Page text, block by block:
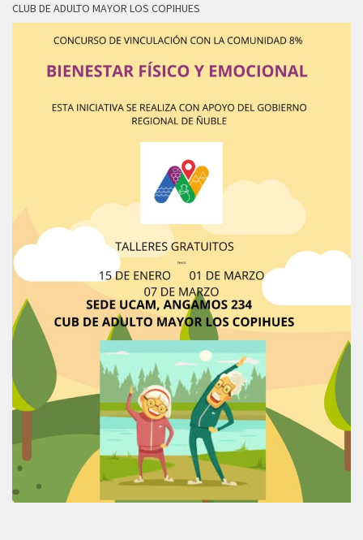
CLUB DE ADULTO MAYOR LOS COPIHUES